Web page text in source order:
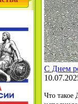
С Днем
Что такое